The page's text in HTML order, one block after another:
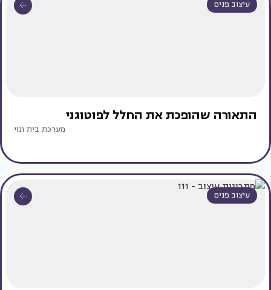
עיצוב פנים
התאורה שהופכת את החלל לפוטוגני
מערכת בית ונוי
עיצוב פנים